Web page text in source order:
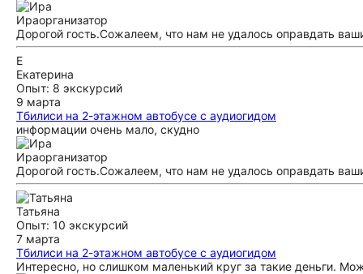
Ираорганизатор
Дорогой гость.Сожалеем, что нам не удалось оправдать
Е
Екатерина
Опыт: 8 экскурсий
9 марта
Тбилиси на 2-этажном автобусе с аудиогидом
информации очень мало, скудно
Ираорганизатор
Дорогой гость.Сожалеем, что нам не удалось оправдать
Татьяна
Опыт: 10 экскурсий
7 марта
Тбилиси на 2-этажном автобусе с аудиогидом
Интересно, но слишком маленький круг за такие деньги.